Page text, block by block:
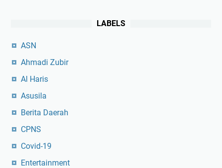
LABELS
ASN
Ahmadi Zubir
Al Haris
Asusila
Berita Daerah
CPNS
Covid-19
Entertainment